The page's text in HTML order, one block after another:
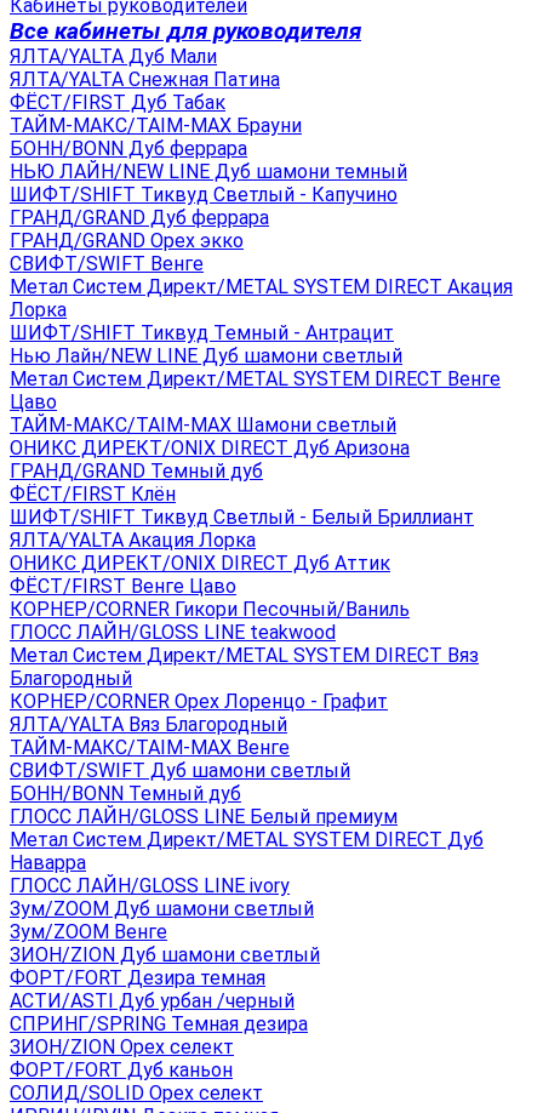
Кабинеты руководителей
Все кабинеты для руководителя
ЯЛТА/YALTA Дуб Мали
ЯЛТА/YALTA Снежная Патина
ФЁСТ/FIRST Дуб Табак
ТАЙМ-МАКС/TAIM-MAX Брауни
БОНН/BONN Дуб феррара
НЬЮ ЛАЙН/NEW LINE Дуб шамони темный
ШИФТ/SHIFT Тиквуд Светлый - Капучино
ГРАНД/GRAND Дуб феррара
ГРАНД/GRAND Орех экко
СВИФТ/SWIFT Венге
Метал Систем Директ/METAL SYSTEM DIRECT Акация
Лорка
ШИФТ/SHIFT Тиквуд Темный - Антрацит
Нью Лайн/NEW LINE Дуб шамони светлый
Метал Систем Директ/METAL SYSTEM DIRECT Венге
Цаво
ТАЙМ-МАКС/TAIM-MAX Шамони светлый
ОНИКС ДИРЕКТ/ONIX DIRECT Дуб Аризона
ГРАНД/GRAND Темный дуб
ФЁСТ/FIRST Клён
ШИФТ/SHIFT Тиквуд Светлый - Белый Бриллиант
ЯЛТА/YALTA Акация Лорка
ОНИКС ДИРЕКТ/ONIX DIRECT Дуб Аттик
ФЁСТ/FIRST Венге Цаво
КОРНЕР/CORNER Гикори Песочный/Ваниль
ГЛОСС ЛАЙН/GLOSS LINE teakwood
Метал Систем Директ/METAL SYSTEM DIRECT Вяз
Благородный
КОРНЕР/CORNER Орех Лоренцо - Графит
ЯЛТА/YALTA Вяз Благородный
ТАЙМ-МАКС/TAIM-MAX Венге
СВИФТ/SWIFT Дуб шамони светлый
БОНН/BONN Темный дуб
ГЛОСС ЛАЙН/GLOSS LINE Белый премиум
Метал Систем Директ/METAL SYSTEM DIRECT Дуб
Наварра
ГЛОСС ЛАЙН/GLOSS LINE ivory
Зум/ZOOM Дуб шамони светлый
Зум/ZOOM Венге
ЗИОН/ZION Дуб шамони светлый
ФОРТ/FORT Дезира темная
АСТИ/ASTI Дуб урбан /черный
СПРИНГ/SPRING Темная дезира
ЗИОН/ZION Орех селект
ФОРТ/FORT Дуб каньон
СОЛИД/SOLID Орех селект